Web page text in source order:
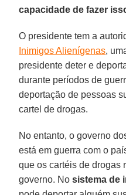
capacidade de fazer
O presidente tem a
Inimigos Alienígenas,
presidente deter e
durante períodos de
deportação de pessoas
cartel de drogas.
No entanto, o governo
está em guerra com o
que os cartéis de drogas
governo. Nosistema de